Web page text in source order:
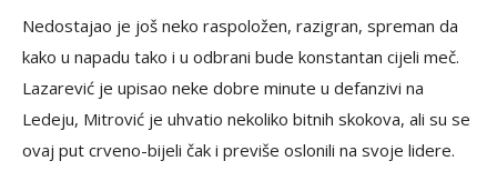
Nedostajao je još neko raspoložen, razigran, spreman da
kako u napadu tako i u odbrani bude konstantan cijeli meč.
Lazarević je upisao neke dobre minute u defanzivi na
Ledeju, Mitrović je uhvatio nekoliko bitnih skokova, ali su se
ovaj put crveno-bijeli čak i previše oslonili na svoje lidere.